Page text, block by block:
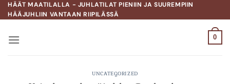
Skip
to
HÄÄT MAATILALLA - JUHLATILAT PIENIIN JA SUUREMPIIN
HÄÄJUHLIIN VANTAAN RIIPILÄSSÄ
0
UNCATEGORIZED